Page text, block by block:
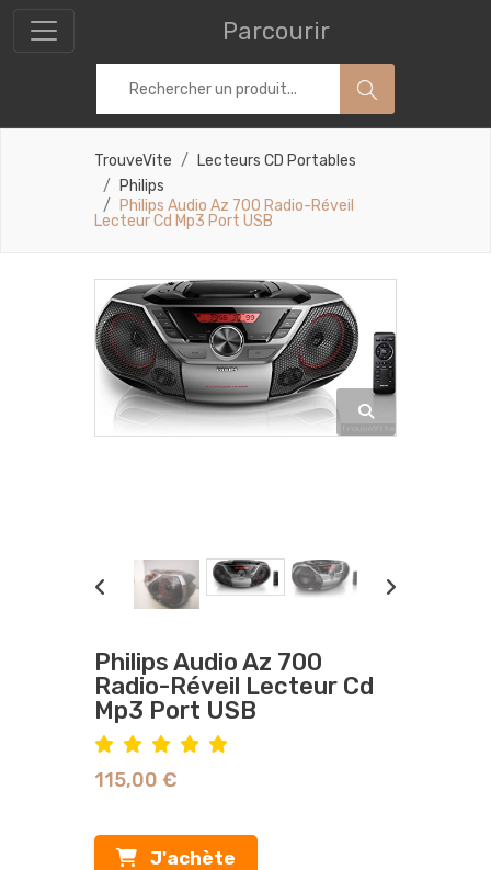
Parcourir
TrouveVite
Lecteurs CD Portables
Philips
Philips Audio Az 700 Radio-Réveil
Lecteur Cd Mp3 Port USB
Philips Audio Az 700
Radio-Réveil Lecteur Cd
Mp3 Port USB
115,00 €
J'achète